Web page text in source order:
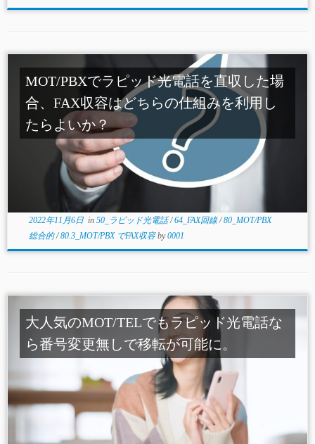
MOT/PBXでラピッド光電話を直収した場
合、FAX収容はどちらの仕組みを利用し
たらよいか？
2022年11月6日in 50_ラピッド光電話/64_FAX回線/80_MOT/PBX
総合的/80.3_MOT/PBX でFAX収容by0001
大人気のMOT/TELでもラピッド光電話な
ら番号変更無しで移転が可能に。